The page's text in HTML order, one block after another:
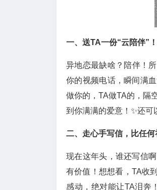
一、送TA一份“云陪伴”
异地恋最缺啥？陪伴！
你的视频电话，瞬间满
做你的，TA做TA的，隔
到你满满的爱意！✨还
二、走心手写信，比任何
现在这年头，谁还写信
有价值！想想看，TA收
感动，绝对能让TA泪奔